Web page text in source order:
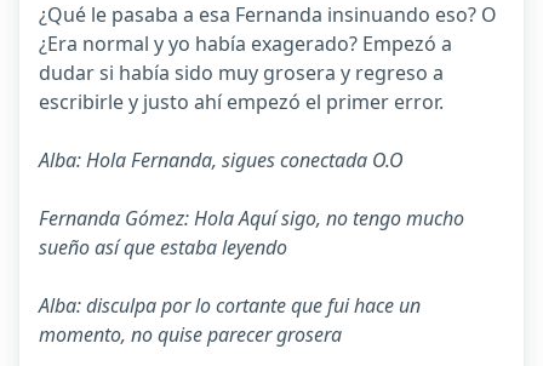
¿Qué le pasaba a esa Fernanda insinuando eso? O
¿Era normal y yo había exagerado? Empezó a
dudar si había sido muy grosera y regreso a
escribirle y justo ahí empezó el primer error.
Alba: Hola Fernanda, sigues conectada O.O
Fernanda Gómez: Hola Aquí sigo, no tengo mucho
sueño así que estaba leyendo
Alba: disculpa por lo cortante que fui hace un
momento, no quise parecer grosera